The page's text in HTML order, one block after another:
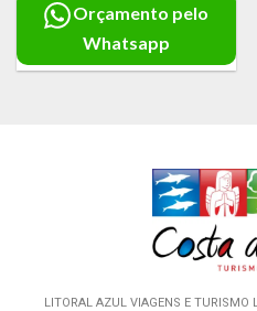
Orçamento pelo
Whatsapp
LITORAL AZUL VIAGENS E